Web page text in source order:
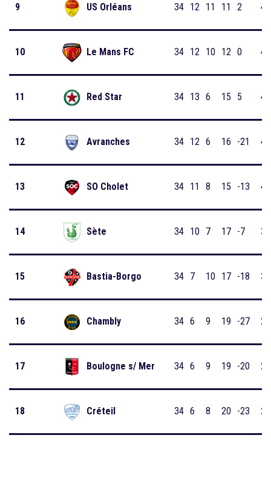
9 US Orléans 34 12 11 11 2 47
10 Le Mans FC 34 12 10 12 0 46
11 Red Star 34 13 6 15 5 44
12 Avranches 34 12 6 16 -21 42
13 SO Cholet 34 11 8 15 -13 41
14 Sète 34 10 7 17 -7 37
15 Bastia-Borgo 34 7 10 17 -18 31
16 Chambly 34 6 9 19 -27 29
17 Boulogne s/ Mer 34 6 9 19 -20 26
18 Créteil 34 6 8 20 -23 26